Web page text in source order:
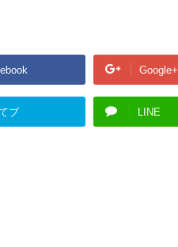
Google+
ブ LINE